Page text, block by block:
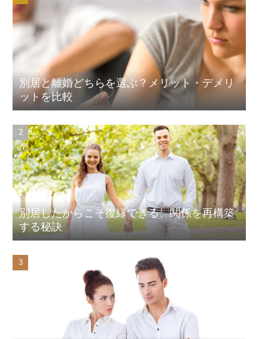
別居と離婚どちらを選ぶ？メリット・デメリ
ットを比較
別居したからこそ復縁できる、関係を再構築
する秘訣